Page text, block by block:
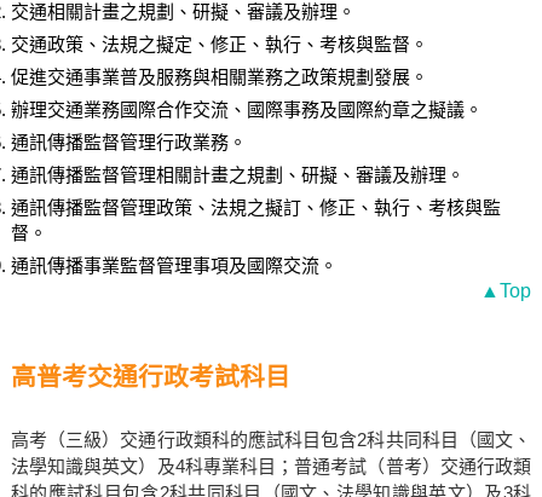
交通相關計畫之規劃、研擬、審議及辦理。
交通政策、法規之擬定、修正、執行、考核與監督。
促進交通事業普及服務與相關業務之政策規劃發展。
辦理交通業務國際合作交流、國際事務及國際約章之擬議。
通訊傳播監督管理行政業務。
通訊傳播監督管理相關計畫之規劃、研擬、審議及辦理。
通訊傳播監督管理政策、法規之擬訂、修正、執行、考核與監
督。
通訊傳播事業監督管理事項及國際交流。
▲Top
高普考交通行政考試科目
高考（三級）交通行政類科的應試科目包含2科共同科目（國文、
法學知識與英文）及4科專業科目；普通考試（普考）交通行政類
科的應試科目包含2科共同科目（國文、法學知識與英文）及3科